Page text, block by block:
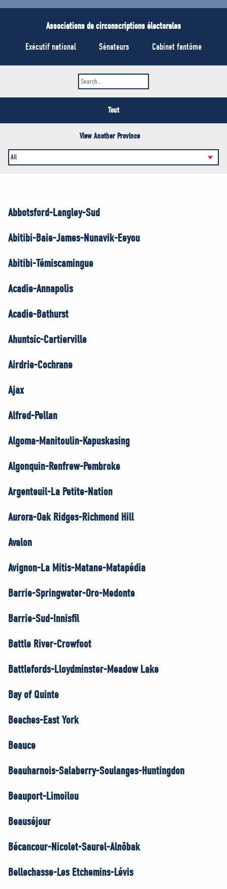
MÉDIAS
BÉNÉVOLE
ADHÉREZ
Associations de circonscriptions électorales
Exécutif national
Sénateurs Cabinet fantôme
Tout
View Another Province
Abbotsford-Langley-Sud
Abitibi-Baie-James-Nunavik-Eeyou
Abitibi-Témiscamingue
Acadie-Annapolis
Acadie-Bathurst
Ahuntsic-Cartierville
Airdrie-Cochrane
Ajax
Alfred-Pellan
Algoma-Manitoulin-Kapuskasing
Algonquin-Renfrew-Pembroke
Argenteuil-La Petite-Nation
Aurora-Oak Ridges-Richmond Hill
Avalon
Avignon-La Mitis-Matane-Matapédia
Barrie-Springwater-Oro-Medonte
Barrie-Sud-Innisfil
Battle River-Crowfoot
Battlefords-Lloydminster-Meadow Lake
Bay of Quinte
Beaches-East York
Beauce
Beauharnois-Salaberry-Soulanges-Huntingdon
Beauport-Limoilou
Beauséjour
Bécancour-Nicolet-Saurel-Alnôbak
Bellechasse-Les Etchemins-Lévis